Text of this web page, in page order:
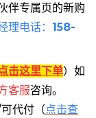
伴专属页的新购
理电话： 158-
击这里下单） 如
客服咨询。
代付（点击查